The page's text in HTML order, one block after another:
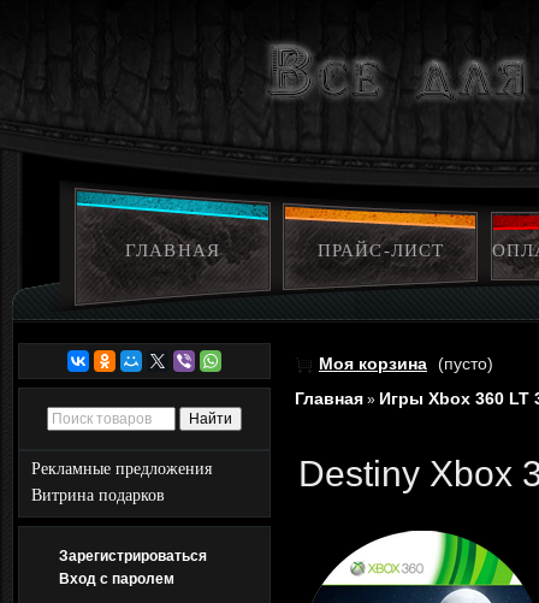
ГЛАВНАЯ ПРАЙС-ЛИСТ
Рекламные предложения
Витрина подарков
Зарегистрироваться
Вход с паролем
Моя корзина (пусто)
Главная » Игры Xbox 360 LT
Destiny Xbox